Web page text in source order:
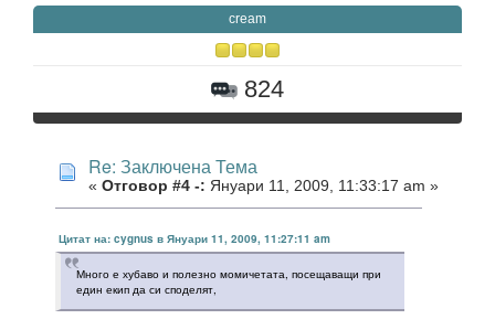
cream
824
Re: Заключена Тема
« Отговор #4 -: Януари 11, 2009, 11:33:17 am »
Цитат на: cygnus в Януари 11, 2009, 11:27:11 am
Много е хубаво и полезно момичетата, посещаващи при
един екип да си споделят,